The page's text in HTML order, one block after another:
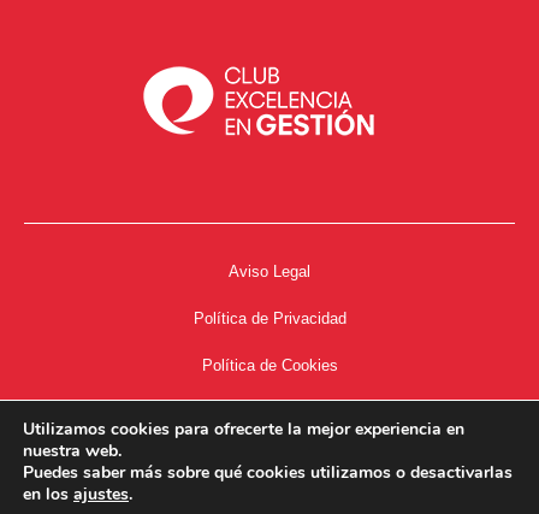
Aviso Legal
Política de Privacidad
Política de Cookies
Utilizamos cookies para ofrecerte la mejor experiencia en
nuestra web.
Puedes saber más sobre qué cookies utilizamos o desactivarlas
en los ajustes.